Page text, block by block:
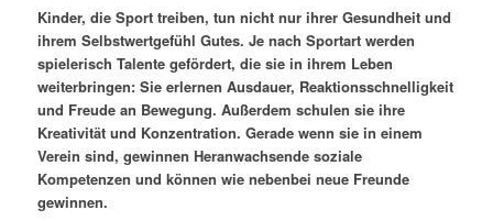
Kinder, die Sport treiben, tun nicht nur ihrer Gesundheit und
ihrem Selbstwertgefühl Gutes. Je nach Sportart werden
spielerisch Talente gefördert, die sie in ihrem Leben
weiterbringen: Sie erlernen Ausdauer, Reaktionsschnelligkeit
und Freude an Bewegung. Außerdem schulen sie ihre
Kreativität und Konzentration. Gerade wenn sie in einem
Verein sind, gewinnen Heranwachsende soziale
Kompetenzen und können wie nebenbei neue Freunde
gewinnen.